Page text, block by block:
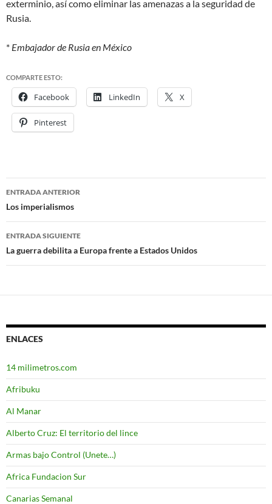
exterminio, así como eliminar las amenazas a la seguridad de
Rusia.
* Embajador de Rusia en México
COMPARTE ESTO:
Facebook LinkedIn X
Pinterest
Navegación
de
entradas
ENTRADA ANTERIOR
Los imperialismos
ENTRADA SIGUIENTE
La guerra debilita a Europa frente a Estados Unidos
ENLACES
14 milimetros.com
Afribuku
Al Manar
Alberto Cruz: El territorio del lince
Armas bajo Control (Unete…)
Africa Fundacion Sur
Canarias Semanal